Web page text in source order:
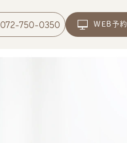
072-750-0350 WEB予約